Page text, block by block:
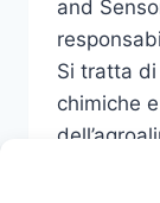
and
Si tratta
chimiche